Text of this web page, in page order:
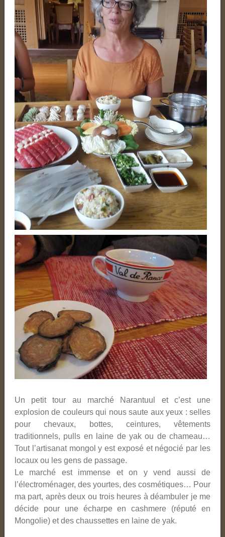
Un petit tour au marché Narantuul et c’est une
explosion de couleurs qui nous saute aux yeux : selles
pour chevaux, bottes, ceintures, vêtements
traditionnels, pulls en laine de yak ou de chameau…
Tout l’artisanat mongol y est exposé et négocié par les
locaux ou les gens de passage.
Le marché est immense et on y vend aussi de
l’électroménager, des yourtes, des cosmétiques… Pour
ma part, après deux ou trois heures à déambuler je me
décide pour une écharpe en cashmere (réputé en
Mongolie) et des chaussettes en laine de yak.